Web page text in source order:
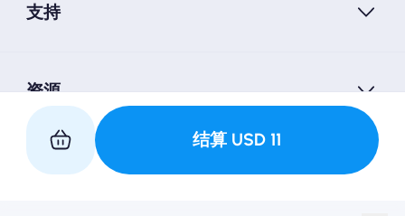
结算 USD11
支持
资源
与我们合作